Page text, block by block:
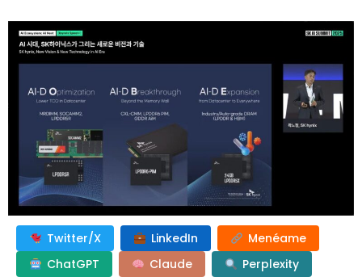
Twitter/X LinkedIn
Menéame
ChatGPT
Claude
Perplexity